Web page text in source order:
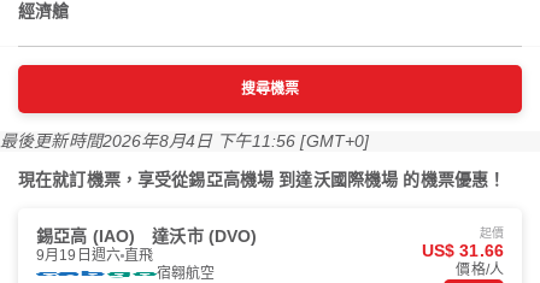
經濟艙
搜尋機票
最後更新時間2026年8月4日 下午11:56 [GMT+0]
現在就訂機票，享受從錫亞高機場 到達沃國際機場 的機票優惠！
錫亞高 (IAO) 達沃市 (DVO)
9月19日週六 直飛
宿翱航空
起價
US$ 31.66
價格/人